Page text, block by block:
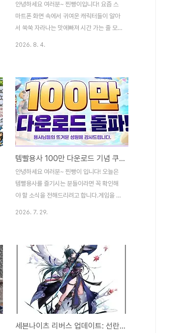
안녕하세요 여러분~ 찐빵이입니다! 요즘 스
마트폰 화면 속에서 귀여운 캐릭터들이 알아
서 쑥쑥 자라나는 맛에빠져 시간 가는 줄 모
티마다 소문이 자욱한 쿠키런 크럼블인데요.
발 빠르게 소식 물어다가 제 블로그에 싹 정
리해 드리려고 달려왔습니다. 이번 게임은 초
코방울 왕국을 배경으로 온갖 애매한 의뢰를
도맡아 하는 부스러기 용병단의 유쾌한 모험
을 그리고 있어요. 다크체리맛 쿠키, 요거트
베리맛 쿠키, 포도넝쿨맛 쿠키까지 개성 넘치
는 멤버들이 먼지 몬스터를 청소하다가 실수
로 왕성 일부를 무너뜨리는 초대형 사고를 치
게 된답니다. 결국 거액의 ..
2026. 8. 4.
템빨용사 100만 다운로드 기념 쿠폰 여름 이벤트 세이렌 보상 총정리
안녕하세요 여러분~ 찐빵이 입니다! 오늘은
템빨용사를 즐기시는 분들이라면 꼭 확인해
야 할 소식을 전해드리려고 합니다.게임을 하
고 있습니다. 이런 보상은 놓치기 아쉬운 편
이라 바로 확인해 봤습니다. 가장 먼저 챙길
것은 쿠폰 코드 1mthanks입니다.게임 내 설
정에서 입력하면 보상을 받을 수 있으며8월
5일 오후 11시 59분(KST)까지 사용할 수
있습니다.기념 쿠폰은 기간이 지나면 받을 수
없는 경우가 많기 때문에 미리 등록해 두시는
2026. 7. 29.
세븐나이츠 리버스 업데이트: 선란 각성 효과와 패시브 스킬 정리